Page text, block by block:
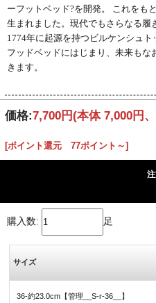
ーフットベッド?を開発。 これをも
生まれました。現代でもさらなる履
1774年に起源を持つビルケンシュト
フッドベッドにはじまり、未来も
きます。
価格:7,700円(本体 7,000円
[ポイント還元 77ポイント～]
購入数: 足
サイズ
36-約23.0cm【管理__S-r-36__】